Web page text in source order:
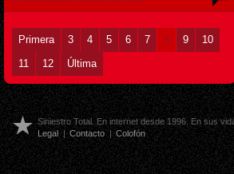
Primera 3 4 5 6 7 8 9
10
11
12 Última
Siniestro Total. En internet desde 1996. En sus
Legal | Contacto | Colofón